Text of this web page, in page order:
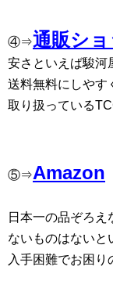
④⇒通販シ
安さといえば駿河
送料無料にしやす
取り扱っている
⑤⇒Amazon
日本一の品ぞろえ
ないものはないと
入手困難でお困り